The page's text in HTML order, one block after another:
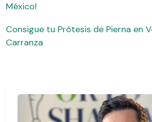
México!
Consigue tu Prótesis de Pierna en
Carranza